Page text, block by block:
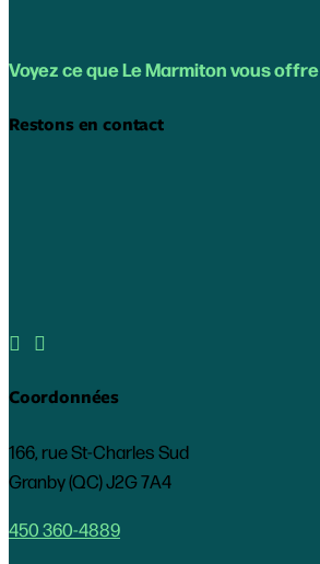
Voyez ce que Le Marmiton vous offre
Restons en contact
 
Coordonnées
166, rue St-Charles Sud
Granby (QC) J2G 7A4
450 360-4889